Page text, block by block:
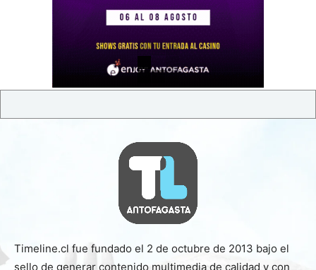
Timeline.cl fue fundado el 2 de octubre de 2013 bajo el
sello de generar contenido multimedia de calidad y con